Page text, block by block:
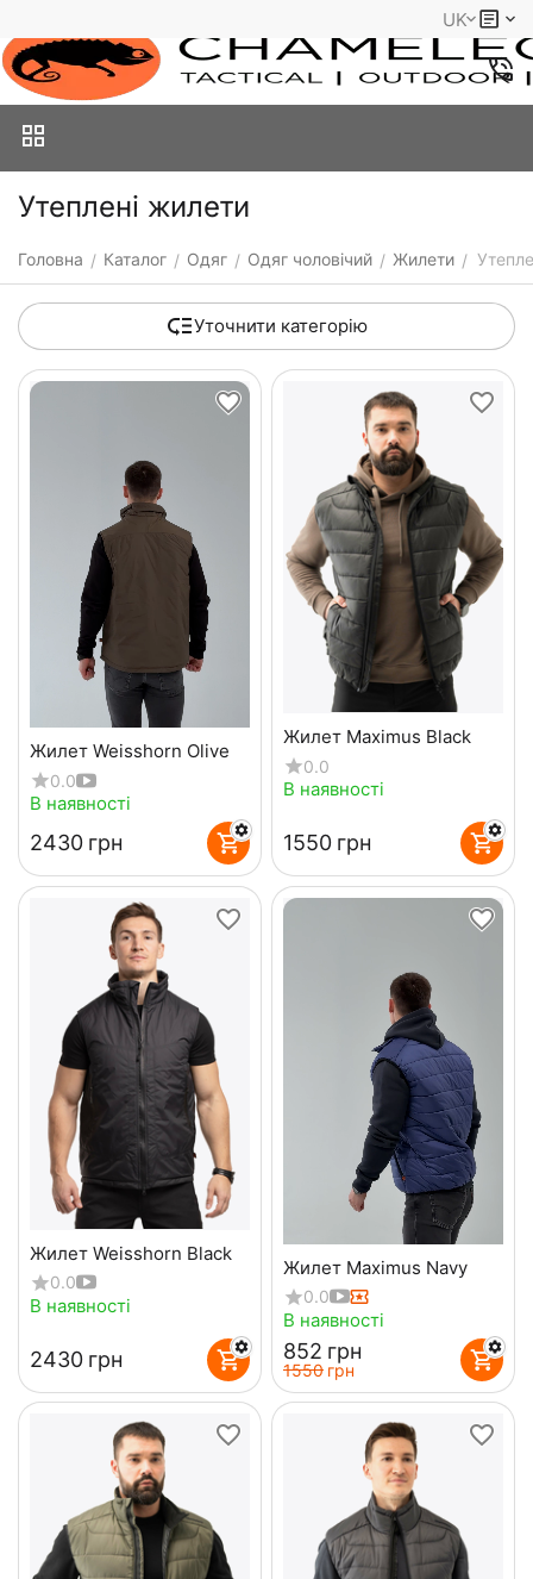
UK
Утеплені жилети
Головна / Каталог / Одяг / Одяг чоловічий / Жилети /
Уточнити категорію
Жилет Weisshorn Olive
0.0
В наявності
‍2430‍ грн
Жилет Maximus Black
0.0
В наявності
‍1550‍ грн
Жилет Weisshorn Black
0.0
В наявності
‍2430‍ грн
Жилет Maximus Navy
0.0
В наявності
‍852‍ грн
‍1550‍ грн